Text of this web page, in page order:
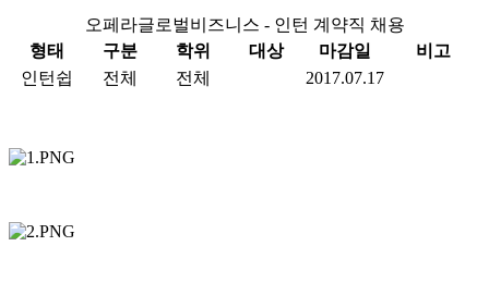
오페라글로벌비즈니스 - 인턴 계약직 채용
형태
구분 학위 대상 마감일
비고
인턴쉽
전체 전체 2017.07.17